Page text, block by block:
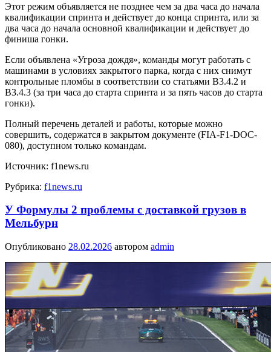
Этот режим объявляется не позднее чем за два часа до начала
квалификации спринта и действует до конца спринта, или за
два часа до начала основной квалификации и действует до
финиша гонки.
Если объявлена «Угроза дождя», команды могут работать с
машинами в условиях закрытого парка, когда с них снимут
контрольные пломбы в соответствии со статьями B3.4.2 и
B3.4.3 (за три часа до старта спринта и за пять часов до старта
гонки).
Полный перечень деталей и работы, которые можно
совершить, содержатся в закрытом документе (FIA-F1-DOC-
080), доступном только командам.
Источник: f1news.ru
Рубрика: f1news.ru
У Формулы 2 проблемы с доставкой грузов в
Мельбурн
Опубликовано 28.02.2026 автором admin